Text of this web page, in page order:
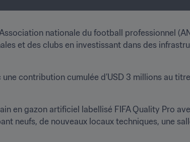
nationale du football professionnel
et des clubs en investissant dans des
contribution cumulée d’USD 3 millions au
en gazon artificiel labellisé FIFA Quality Pro
neufs, de nouveaux locaux techniques, une